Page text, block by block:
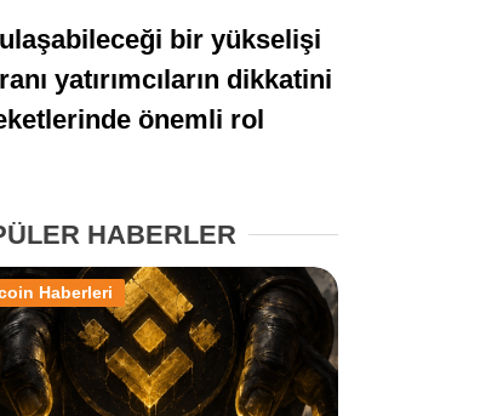
Memecoin Haberleri
Stablecoin Haberleri
Instagram
ulaşabileceği bir yükselişi
yatırımcıların dikkatini
önemli rol
HABERLER
Haberleri